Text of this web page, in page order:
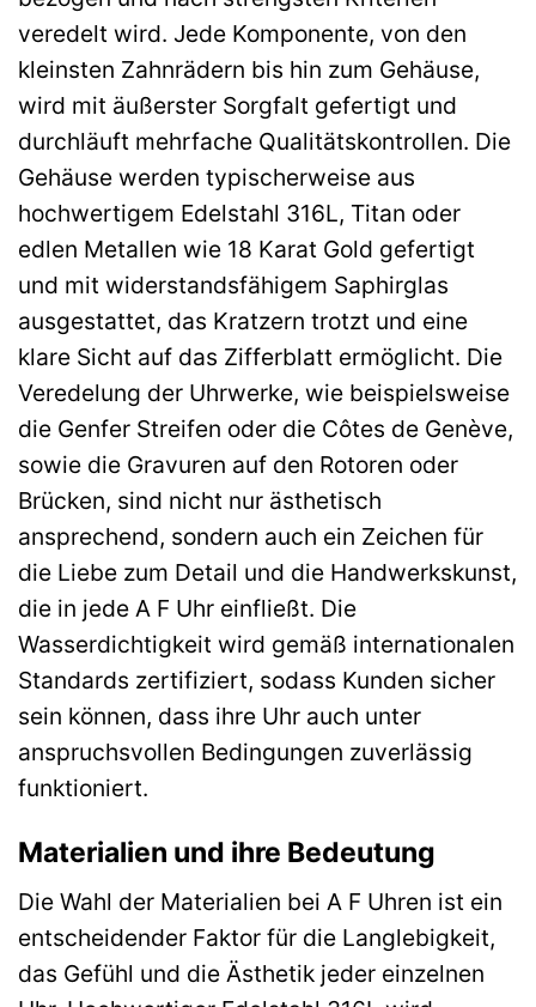
veredelt wird. Jede Komponente, von den
kleinsten Zahnrädern bis hin zum Gehäuse,
wird mit äußerster Sorgfalt gefertigt und
durchläuft mehrfache Qualitätskontrollen. Die
Gehäuse werden typischerweise aus
hochwertigem Edelstahl 316L, Titan oder
edlen Metallen wie 18 Karat Gold gefertigt
und mit widerstandsfähigem Saphirglas
ausgestattet, das Kratzern trotzt und eine
klare Sicht auf das Zifferblatt ermöglicht. Die
Veredelung der Uhrwerke, wie beispielsweise
die Genfer Streifen oder die Côtes de Genève,
sowie die Gravuren auf den Rotoren oder
Brücken, sind nicht nur ästhetisch
ansprechend, sondern auch ein Zeichen für
die Liebe zum Detail und die Handwerkskunst,
die in jede A F Uhr einfließt. Die
Wasserdichtigkeit wird gemäß internationalen
Standards zertifiziert, sodass Kunden sicher
sein können, dass ihre Uhr auch unter
anspruchsvollen Bedingungen zuverlässig
funktioniert.
Materialien und ihre Bedeutung
Die Wahl der Materialien bei A F Uhren ist ein
entscheidender Faktor für die Langlebigkeit,
das Gefühl und die Ästhetik jeder einzelnen